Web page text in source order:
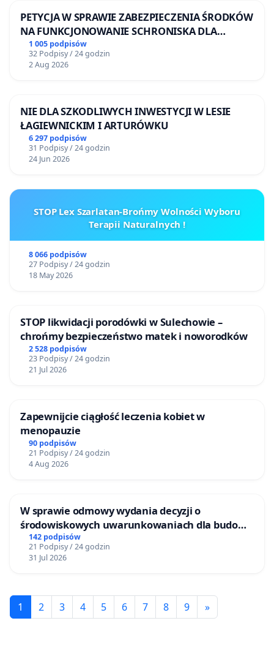
PETYCJA W SPRAWIE ZABEZPIECZENIA ŚRODKÓW
NA FUNKCJONOWANIE SCHRONISKA DLA
BEZDOMNYCH ZWIERZĄT W SKARYSZEWIE
1 005 podpisów
32 Podpisy / 24 godzin
2 Aug 2026
NIE DLA SZKODLIWYCH INWESTYCJI W LESIE
ŁAGIEWNICKIM I ARTURÓWKU
6 297 podpisów
31 Podpisy / 24 godzin
24 Jun 2026
STOP Lex Szarlatan-Brońmy Wolności Wyboru
Terapii Naturalnych !
8 066 podpisów
27 Podpisy / 24 godzin
18 May 2026
STOP likwidacji porodówki w Sulechowie –
chrońmy bezpieczeństwo matek i noworodków
2 528 podpisów
23 Podpisy / 24 godzin
21 Jul 2026
Zapewnijcie ciągłość leczenia kobiet w
menopauzie
90 podpisów
21 Podpisy / 24 godzin
4 Aug 2026
W sprawie odmowy wydania decyzji o
środowiskowych uwarunkowaniach dla budowy
zakładu wytwarzania biometanu „Krynki” w
Ostrowiu Południowym oraz ochrony
mieszkańców i Puszczy Knyszyńskiej
142 podpisów
21 Podpisy / 24 godzin
31 Jul 2026
1 2 3 4 5 6 7 8 9 »